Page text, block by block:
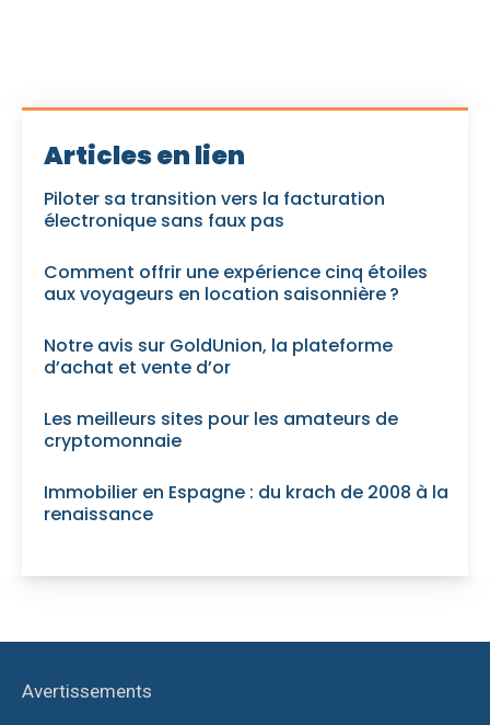
Articles en lien
Piloter sa transition vers la facturation
électronique sans faux pas
Comment offrir une expérience cinq étoiles
aux voyageurs en location saisonnière ?
Notre avis sur GoldUnion, la plateforme
d’achat et vente d’or
Les meilleurs sites pour les amateurs de
cryptomonnaie
Immobilier en Espagne : du krach de 2008 à la
renaissance
Avertissements